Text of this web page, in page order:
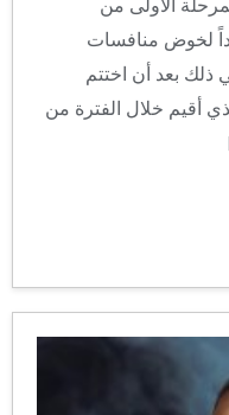
الأولى من
لخوض منافسات
2026-2027. ويأتي ذلك بعد أن اختتم
أقيم خلال الفترة من